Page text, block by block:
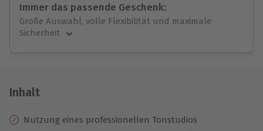
Immer das passende Geschenk:
Große Auswahl, volle Flexibilität und maximale
Sicherheit
Jeder Gutschein für alle Erlebnisse einlösbar.
10 Jahre gültig & verlängerbar.
Inhalt
Nutzung eines professionellen Tonstudios